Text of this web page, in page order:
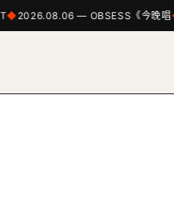
2026.08.06 — OBSESS《今晚唱